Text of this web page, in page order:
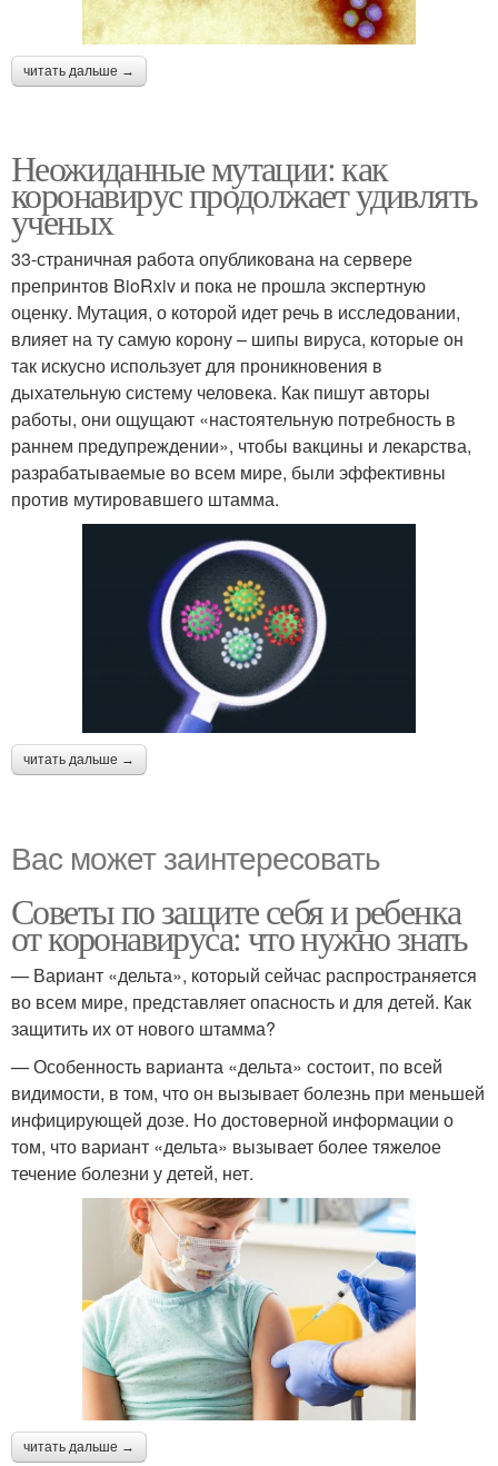
читать дальше →
Неожиданные мутации: как
коронавирус продолжает удивлять
ученых
33-страничная работа опубликована на сервере
препринтов BioRxiv и пока не прошла экспертную
оценку. Мутация, о которой идет речь в исследовании,
влияет на ту самую корону – шипы вируса, которые он
так искусно использует для проникновения в
дыхательную систему человека. Как пишут авторы
работы, они ощущают «настоятельную потребность в
раннем предупреждении», чтобы вакцины и лекарства,
разрабатываемые во всем мире, были эффективны
против мутировавшего штамма.
читать дальше →
Вас может заинтересовать
Советы по защите себя и ребенка
от коронавируса: что нужно знать
— Вариант «дельта», который сейчас распространяется
во всем мире, представляет опасность и для детей. Как
защитить их от нового штамма?
— Особенность варианта «дельта» состоит, по всей
видимости, в том, что он вызывает болезнь при меньшей
инфицирующей дозе. Но достоверной информации о
том, что вариант «дельта» вызывает более тяжелое
течение болезни у детей, нет.
читать дальше →